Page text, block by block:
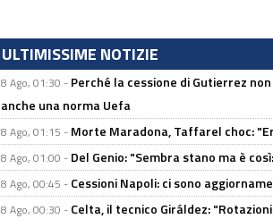
ULTIMISSIME NOTIZIE
8 Ago, 01:30 - Perché la cessione di Gutierrez
anche una norma Uefa
8 Ago, 01:15 - Morte Maradona, Taffarel choc:
8 Ago, 01:00 - Del Genio: "Sembra stano ma è
8 Ago, 00:45 - Cessioni Napoli: ci sono
8 Ago, 00:30 - Celta, il tecnico Giráldez: